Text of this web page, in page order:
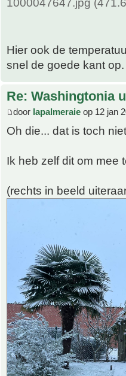
Hier ook de
snel de goede kant op.
Re: Washingtonia
door lapalmeraie op 12 jan
Oh die... dat is toch
Ik heb zelf dit om mee
(rechts in beeld